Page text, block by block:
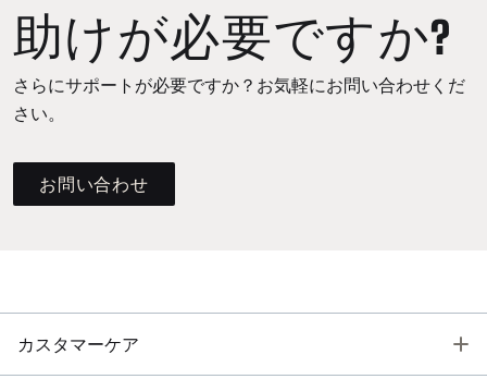
助けが必要ですか?
さらにサポートが必要ですか？お気軽にお問い合わせくだ
さい。
お問い合わせ
カスタマーケア